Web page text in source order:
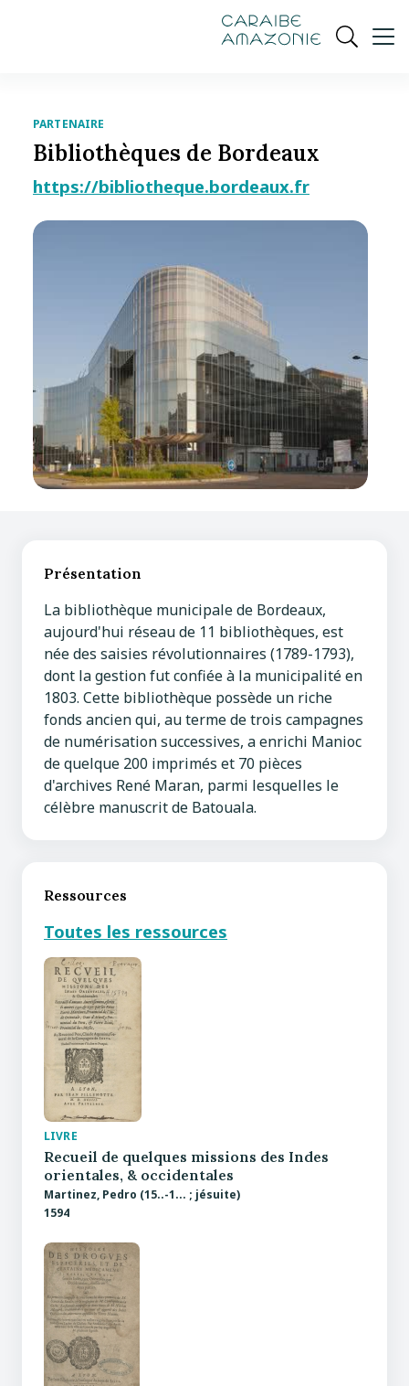
Ouvrir
PARTENAIRE
Bibliothèques de Bordeaux
https://bibliotheque.bordeaux.fr
Présentation
La bibliothèque municipale de Bordeaux,
aujourd'hui réseau de 11 bibliothèques, est
née des saisies révolutionnaires (1789-1793),
dont la gestion fut confiée à la municipalité en
1803. Cette bibliothèque possède un riche
fonds ancien qui, au terme de trois campagnes
de numérisation successives, a enrichi Manioc
de quelque 200 imprimés et 70 pièces
d'archives René Maran, parmi lesquelles le
célèbre manuscrit de Batouala.
Ressources
Toutes les ressources
LIVRE
Recueil de quelques missions des Indes
orientales, & occidentales
Martinez, Pedro (15..-1... ; jésuite)
1594